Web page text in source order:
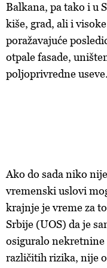
Balkana, pa tako i u
kiše, grad, ali i
poražavajuće
otpale fasade,
poljoprivredne useve.
Ako do sada niko
vremenski uslovi
krajnje je vreme za
Srbije (UOS) da je
osiguralo nekretnine
različitih rizika, nije